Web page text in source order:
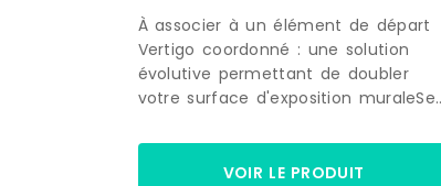
À associer à un élément de départ
Vertigo coordonné : une solution
évolutive permettant de doubler
votre surface d'exposition muraleSe
initiale : pour une pose simple et
astucieuseDesign différenciant :
VOIR LE PRODUIT